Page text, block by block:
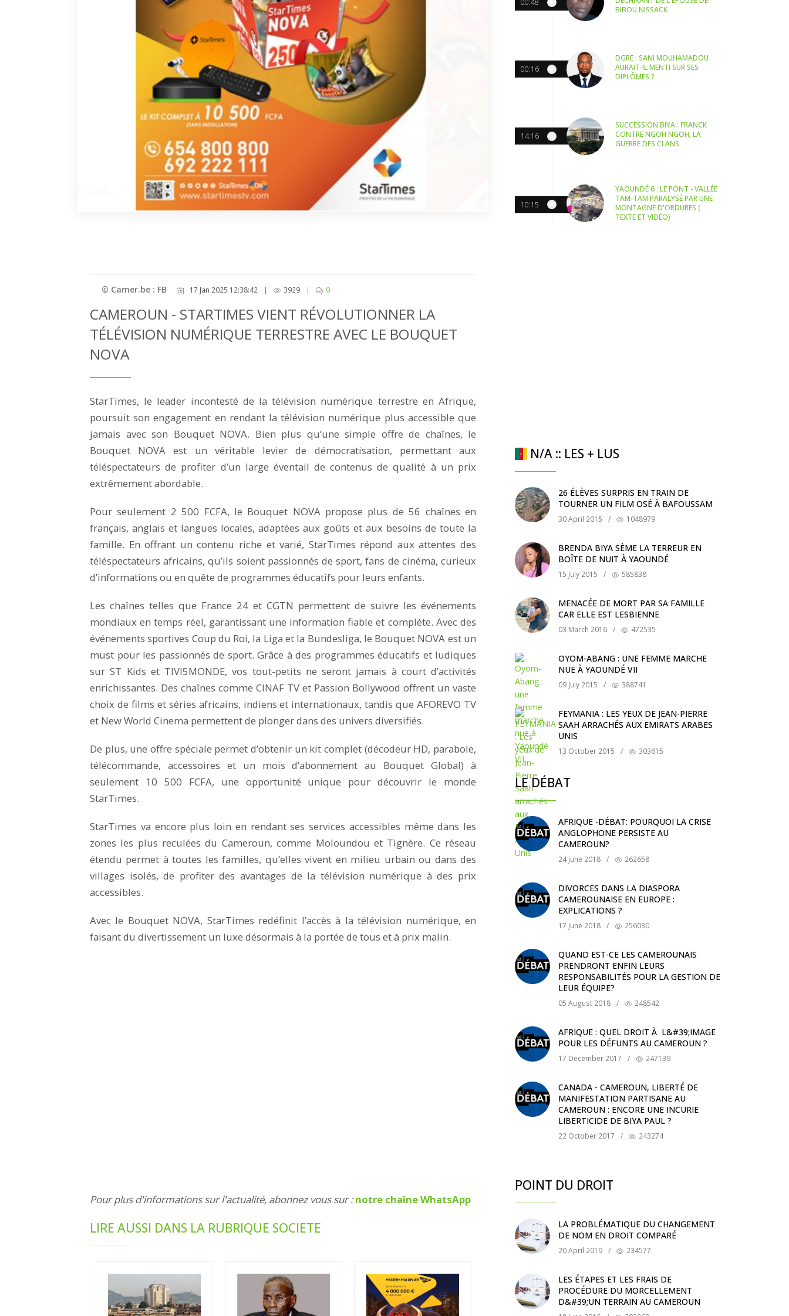
© Camer.be : FB 17 Jan 2025 12:38:42 | 3929 | 0
CAMEROUN - STARTIMES VIENT RÉVOLUTIONNER LA
TÉLÉVISION NUMÉRIQUE TERRESTRE AVEC LE BOUQUET
NOVA
StarTimes, le leader incontesté de la télévision numérique terrestre en Afrique,
poursuit son engagement en rendant la télévision numérique plus accessible que
jamais avec son Bouquet NOVA. Bien plus qu’une simple offre de chaînes, le
Bouquet NOVA est un véritable levier de démocratisation, permettant aux
téléspectateurs de profiter d’un large éventail de contenus de qualité à un prix
extrêmement abordable.
Pour seulement 2 500 FCFA, le Bouquet NOVA propose plus de 56 chaînes en
français, anglais et langues locales, adaptées aux goûts et aux besoins de toute la
famille. En offrant un contenu riche et varié, StarTimes répond aux attentes des
téléspectateurs africains, qu’ils soient passionnés de sport, fans de cinéma, curieux
d’informations ou en quête de programmes éducatifs pour leurs enfants.
Les chaînes telles que France 24 et CGTN permettent de suivre les événements
mondiaux en temps réel, garantissant une information fiable et complète. Avec des
événements sportives Coup du Roi, la Liga et la Bundesliga, le Bouquet NOVA est un
must pour les passionnés de sport. Grâce à des programmes éducatifs et ludiques
sur ST Kids et TIVI5MONDE, vos tout-petits ne seront jamais à court d’activités
enrichissantes. Des chaînes comme CINAF TV et Passion Bollywood offrent un vaste
choix de films et séries africains, indiens et internationaux, tandis que AFOREVO TV
et New World Cinema permettent de plonger dans des univers diversifiés.
De plus, une offre spéciale permet d’obtenir un kit complet (décodeur HD, parabole,
télécommande, accessoires et un mois d’abonnement au Bouquet Global) à
seulement 10 500 FCFA, une opportunité unique pour découvrir le monde
StarTimes.
StarTimes va encore plus loin en rendant ses services accessibles même dans les
zones les plus reculées du Cameroun, comme Moloundou et Tignère. Ce réseau
étendu permet à toutes les familles, qu’elles vivent en milieu urbain ou dans des
villages isolés, de profiter des avantages de la télévision numérique à des prix
accessibles.
Avec le Bouquet NOVA, StarTimes redéfinit l’accès à la télévision numérique, en
faisant du divertissement un luxe désormais à la portée de tous et à prix malin.
Pour plus d'informations sur l'actualité, abonnez vous sur :notre chaîne WhatsApp
LIRE AUSSI DANS LA RUBRIQUE SOCIETE
00:48
BIBOU NISSACK
00:16
DGRE : SANI MOUHAMADOU
AURAIT-IL MENTI SUR SES
DIPLÔMES ?
14:16
SUCCESSION BIYA : FRANCK
CONTRE NGOH NGOH, LA
GUERRE DES CLANS
10:15
YAOUNDÉ 6 : LE PONT - VALLÉE
TAM-TAM PARALYSÉ PAR UNE
MONTAGNE D'ORDURES (
TEXTE ET VIDÉO)
N/A :: LES + LUS
26 ÉLÈVES SURPRIS EN TRAIN DE
TOURNER UN FILM OSÉ À BAFOUSSAM
30 April 2015 / 1048979
BRENDA BIYA SÈME LA TERREUR EN
BOÎTE DE NUIT À YAOUNDÉ
15 July 2015 / 585838
MENACÉE DE MORT PAR SA FAMILLE
CAR ELLE EST LESBIENNE
03 March 2016 / 472535
OYOM-ABANG : UNE FEMME MARCHE
NUE À YAOUNDÉ VII
09 July 2015 / 388741
FEYMANIA : LES YEUX DE JEAN-PIERRE
SAAH ARRACHÉS AUX EMIRATS ARABES
UNIS
13 October 2015 / 303615
LE DÉBAT
AFRIQUE -DÉBAT: POURQUOI LA CRISE
ANGLOPHONE PERSISTE AU
CAMEROUN?
24 June 2018 / 262658
DIVORCES DANS LA DIASPORA
CAMEROUNAISE EN EUROPE :
EXPLICATIONS ?
17 June 2018 / 256030
QUAND EST-CE LES CAMEROUNAIS
PRENDRONT ENFIN LEURS
RESPONSABILITÉS POUR LA GESTION DE
LEUR ÉQUIPE?
05 August 2018 / 248542
AFRIQUE : QUEL DROIT À L&#39;IMAGE
POUR LES DÉFUNTS AU CAMEROUN ?
17 December 2017 / 247139
CANADA - CAMEROUN, LIBERTÉ DE
MANIFESTATION PARTISANE AU
CAMEROUN : ENCORE UNE INCURIE
LIBERTICIDE DE BIYA PAUL ?
22 October 2017 / 243274
POINT DU DROIT
LA PROBLÉMATIQUE DU CHANGEMENT
DE NOM EN DROIT COMPARÉ
20 April 2019 / 234577
LES ÉTAPES ET LES FRAIS DE
PROCÉDURE DU MORCELLEMENT
D&#39;UN TERRAIN AU CAMEROUN